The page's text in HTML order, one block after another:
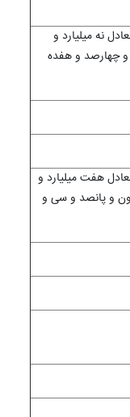
معادل نه میلیارد و
چهارصد و هفده
معادل هفت میلیارد و
و پانصد و سی و